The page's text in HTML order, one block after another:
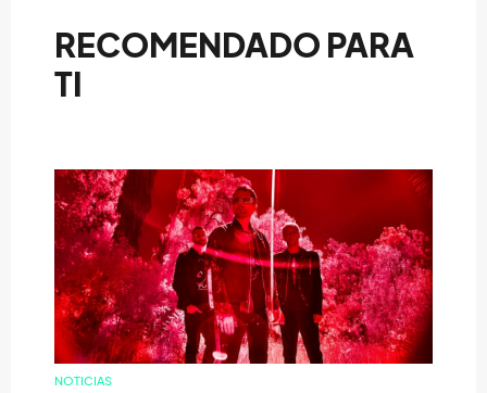
RECOMENDADO PARA
TI
NOTICIAS